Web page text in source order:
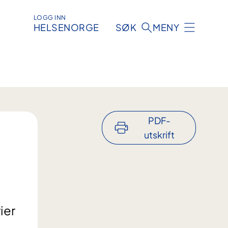
LOGG INN
HELSENORGE SØK MENY
PDF-
utskrift